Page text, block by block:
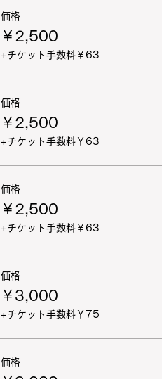
価格
￥2,500
+チケット手数料￥63
価格
￥2,500
+チケット手数料￥63
価格
￥2,500
+チケット手数料￥63
価格
￥3,000
+チケット手数料￥75
価格